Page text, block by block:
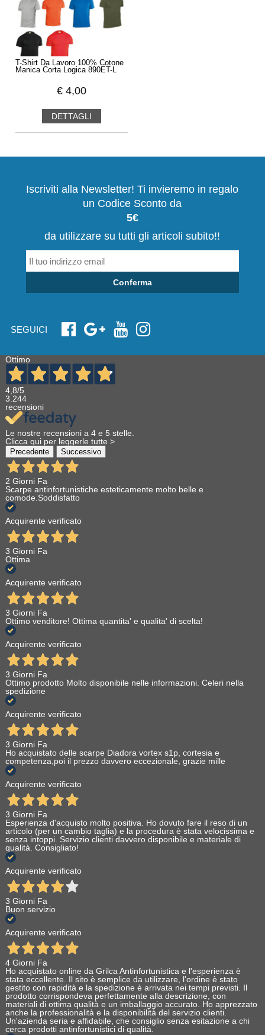
T-Shirt Da Lavoro 100% Cotone
Manica Corta Logica 890ET-L
€ 4,00
DETTAGLI
Iscriviti alla Newsletter! Ti invieremo in regalo
un Codice Sconto da
5€
da utilizzare su tutti gli articoli subito!!
Conferma
SEGUICI
Ottimo
4,8/5
3.244
recensioni
Le nostre recensioni a 4 e 5 stelle.
Clicca qui per leggerle tutte >
Precedente Successivo
2 Giorni Fa
Scarpe antinfortunistiche esteticamente molto belle e
comode.Soddisfatto
Acquirente verificato
3 Giorni Fa
Ottima
Acquirente verificato
3 Giorni Fa
Ottimo venditore! Ottima quantita' e qualita' di scelta!
Acquirente verificato
3 Giorni Fa
Ottimo prodotto Molto disponibile nelle informazioni. Celeri nella
spedizione
Acquirente verificato
3 Giorni Fa
Ho acquistato delle scarpe Diadora vortex s1p, cortesia e
competenza,poi il prezzo davvero eccezionale, grazie mille
Acquirente verificato
3 Giorni Fa
Esperienza d'acquisto molto positiva. Ho dovuto fare il reso di un
articolo (per un cambio taglia) e la procedura è stata velocissima e
senza intoppi. Servizio clienti davvero disponibile e materiale di
qualità. Consigliato!
Acquirente verificato
3 Giorni Fa
Buon servizio
Acquirente verificato
4 Giorni Fa
Ho acquistato online da Grilca Antinfortunistica e l'esperienza è
stata eccellente. Il sito è semplice da utilizzare, l'ordine è stato
gestito con rapidità e la spedizione è arrivata nei tempi previsti. Il
prodotto corrispondeva perfettamente alla descrizione, con
materiali di ottima qualità e un imballaggio accurato. Ho apprezzato
anche la professionalità e la disponibilità del servizio clienti.
Un'azienda seria e affidabile, che consiglio senza esitazione a chi
cerca prodotti antinfortunistici di qualità.